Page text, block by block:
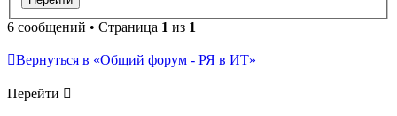
6 сообщений • Страница 1 из 1
Вернуться в «Общий форум - РЯ в ИТ»
Перейти